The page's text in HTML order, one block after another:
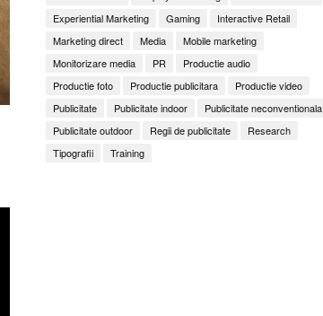
Experiential Marketing
Gaming
Interactive Retail
Marketing direct
Media
Mobile marketing
Monitorizare media
PR
Productie audio
Productie foto
Productie publicitara
Productie video
Publicitate
Publicitate indoor
Publicitate neconventionala
Publicitate outdoor
Regii de publicitate
Research
Tipografii
Training